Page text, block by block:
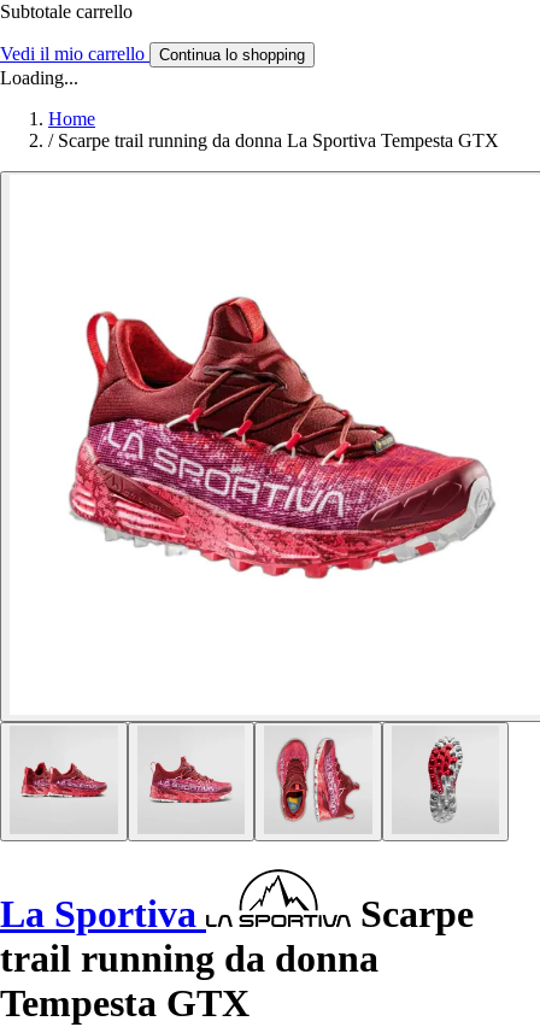
Subtotale carrello
Vedi il mio carrello Continua lo shopping
Loading...
Home
/ Scarpe trail running da donna La Sportiva Tempesta GTX
La Sportiva
Scarpe
trail running da donna
Tempesta GTX